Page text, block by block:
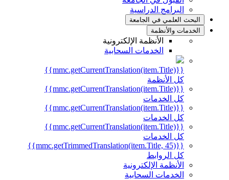
البرامج الدراسية
البحث العلمي في الجامعة
الخدمات والأنظمة
الأنظمة الإلكترونية
الخدمات السحابية
{{mmc.getCurrentTranslation(item.Title)}}
كل الأنظمة
{{mmc.getCurrentTranslation(item.Title)}}
كل الخدمات
{{mmc.getCurrentTranslation(item.Title)}}
كل الخدمات
{{mmc.getCurrentTranslation(item.Title)}}
كل الخدمات
{{mmc.getTrimmedTranslation(item.Title, 45)}}
كل الروابط
الأنظمة الإلكترونية
الخدمات السحابية